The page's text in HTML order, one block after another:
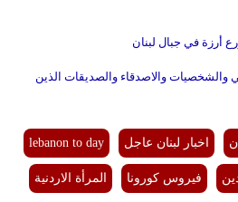
أرزة في جبال لبنان
والشخصيات والاصدقاء والصديقات الذين
اخبار لبنان عاجل lebanon to day
فيروس كورونا المرأة الاردنية